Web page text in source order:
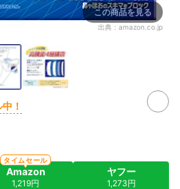
この商品を見る
出典： amazon.co.jp
！
Amazon
1,219円
タイムセール
ヤフー
1,273円